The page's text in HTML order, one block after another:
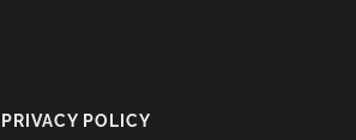
PRIVACY POLICY